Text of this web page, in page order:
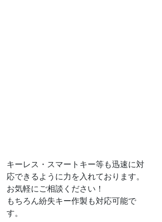
キーレス・スマートキー等も迅速に対
応できるように力を入れております。
お気軽にご相談ください！
もちろん紛失キー作製も対応可能で
す。